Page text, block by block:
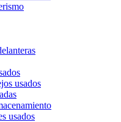
usados
usados